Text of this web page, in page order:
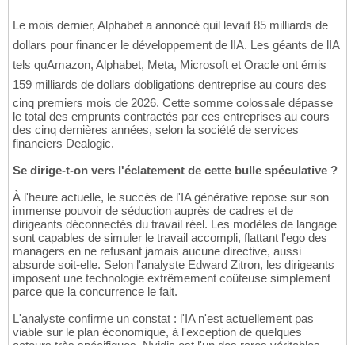
Le mois dernier, Alphabet a annoncé quil levait 85 milliards de
dollars pour financer le développement de lIA. Les géants de lIA
tels quAmazon, Alphabet, Meta, Microsoft et Oracle ont émis
159 milliards de dollars dobligations dentreprise au cours des
cinq premiers mois de 2026. Cette somme colossale dépasse
le total des emprunts contractés par ces entreprises au cours
des cinq dernières années, selon la société de services
financiers Dealogic.
Se dirige-t-on vers l'éclatement de cette bulle spéculative ?
À l'heure actuelle, le succès de l'IA générative repose sur son
immense pouvoir de séduction auprès de cadres et de
dirigeants déconnectés du travail réel. Les modèles de langage
sont capables de simuler le travail accompli, flattant l'ego des
managers en ne refusant jamais aucune directive, aussi
absurde soit-elle. Selon l'analyste Edward Zitron, les dirigeants
imposent une technologie extrêmement coûteuse simplement
parce que la concurrence le fait.
L'analyste confirme un constat : l'IA n'est actuellement pas
viable sur le plan économique, à l'exception de quelques